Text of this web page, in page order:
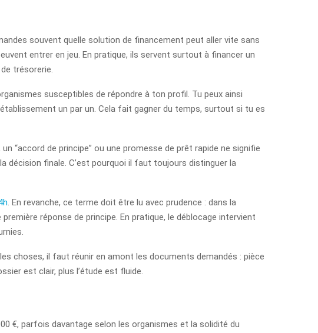
souvent quelle solution de financement peut aller vite sans
entrer en jeu. En pratique, ils servent surtout à financer un
trésorerie.
susceptibles de répondre à ton profil. Tu peux ainsi
un par un. Cela fait gagner du temps, surtout si tu es
“accord de principe” ou une promesse de prêt rapide ne signifie
finale. C’est pourquoi il faut toujours distinguer la
. En revanche, ce terme doit être lu avec prudence : dans la
réponse de principe. En pratique, le déblocage intervient
choses, il faut réunir en amont les documents demandés : pièce
est clair, plus l’étude est fluide.
€, parfois davantage selon les organismes et la solidité du